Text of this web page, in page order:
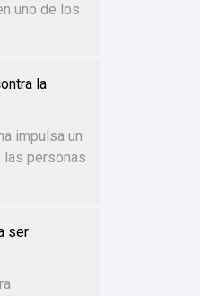
uno de los
la
impulsa un
las personas
ser